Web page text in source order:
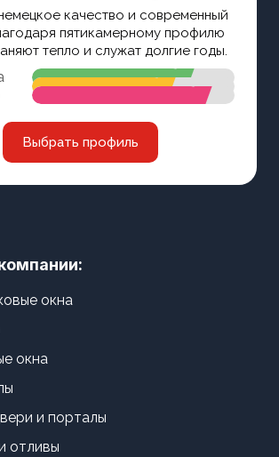
качество и современный
пятикамерному профилю
тепло и служат долгие годы.
Выбрать профиль
окна
окна
и порталы
отливы